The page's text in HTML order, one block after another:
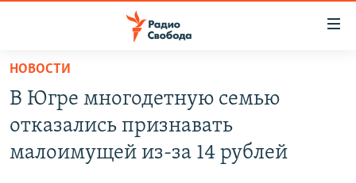
упрощенного
доступа
основному
ПОДКАСТЫ
АВТОРСКИЕ ПРОЕКТЫ
НОВОСТИ
В Югре многодетную семью
отказались признавать
малоимущей из-за 14 рублей